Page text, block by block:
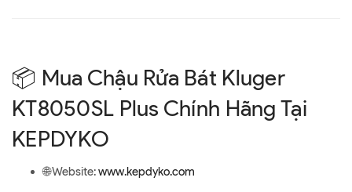
📦 Mua Chậu Rửa Bát Kluger
KT8050SL Plus Chính Hãng Tại
KEPDYKO
🌐 Website:www.kepdyko.com